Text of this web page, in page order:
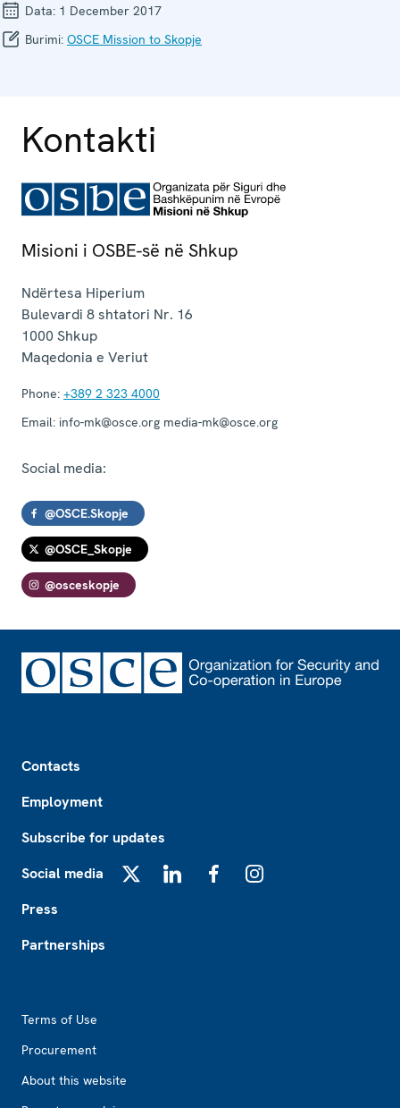
Data: 1 December 2017
Burimi: OSCE Mission to Skopje
Kontakti
Misioni i OSBE-së në Shkup
Ndërtesa Hiperium
Bulevardi 8 shtatori Nr. 16
1000 Shkup
Maqedonia e Veriut
Phone: +389 2 323 4000
Email: info-mk@osce.org media-mk@osce.org
Social media:
@OSCE.Skopje
@OSCE_Skopje
@osceskopje
Contacts
Employment
Subscribe for updates
Social media
Press
Partnerships
Terms of Use
Procurement
About this website